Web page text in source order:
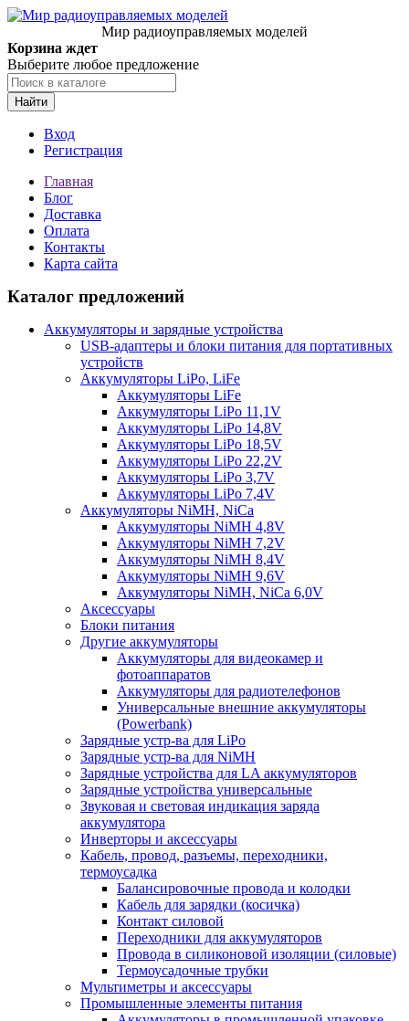
Мир радиоуправляемых моделей
Корзина ждет
Выберите любое предложение
Найти
Вход
Регистрация
Главная
Блог
Доставка
Оплата
Контакты
Карта сайта
Каталог предложений
Аккумуляторы и зарядные устройства
USB-адаптеры и блоки питания для портативных
устройств
Аккумуляторы LiPo, LiFe
Аккумуляторы LiFe
Аккумуляторы LiPo 11,1V
Аккумуляторы LiPo 14,8V
Аккумуляторы LiPo 18,5V
Аккумуляторы LiPo 22,2V
Аккумуляторы LiPo 3,7V
Аккумуляторы LiPo 7,4V
Аккумуляторы NiMH, NiCa
Аккумуляторы NiMH 4,8V
Аккумуляторы NiMH 7,2V
Аккумуляторы NiMH 8,4V
Аккумуляторы NiMH 9,6V
Аккумуляторы NiMH, NiCa 6,0V
Аксессуары
Блоки питания
Другие аккумуляторы
Аккумуляторы для видеокамер и
фотоаппаратов
Аккумуляторы для радиотелефонов
Универсальные внешние аккумуляторы
(Powerbank)
Зарядные устр-ва для LiPo
Зарядные устр-ва для NiMH
Зарядные устройства для LA аккумуляторов
Зарядные устройства универсальные
Звуковая и световая индикация заряда
аккумулятора
Инверторы и аксессуары
Кабель, провод, разъемы, переходники,
термоусадка
Балансировочные провода и колодки
Кабель для зарядки (косичка)
Контакт силовой
Переходники для аккумуляторов
Провода в силиконовой изоляции (силовые)
Термоусадочные трубки
Мультиметры и аксессуары
Промышленные элементы питания